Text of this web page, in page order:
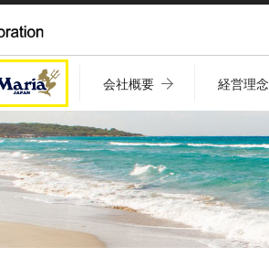
会社概要 経営理念